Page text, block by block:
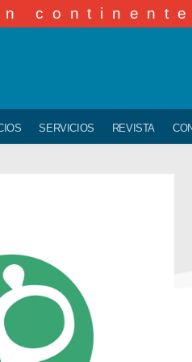
continente
SERVICIOS REVISTA